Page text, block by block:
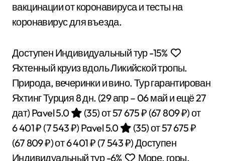
вакцинации от коронавируса и тесты на
коронавирус для въезда.
Доступен Индивидуальный тур-15%
Яхтенный круиз вдоль Ликийской тропы.
Природа, вечеринки и вино. Тур гарантирован
Яхтинг Турция8 дн. (29 апр – 06 май и ещё 27
дат)Pavel 5.0 (35)от 57 675 ₽ (67 809 ₽)от
6 401 ₽ (7 543 ₽)Pavel 5.0 (35)от 57 675 ₽
(67 809 ₽)от 6 401 ₽ (7 543 ₽)Доступен
Индивидуальный тур-6%
Море, горы,